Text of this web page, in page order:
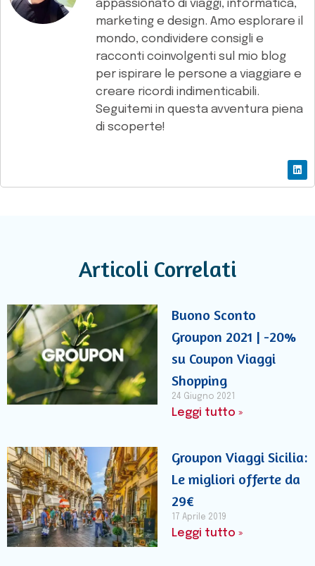
appassionato di viaggi, informatica,
marketing e design. Amo esplorare il
mondo, condividere consigli e
racconti coinvolgenti sul mio blog
per ispirare le persone a viaggiare e
creare ricordi indimenticabili.
Seguitemi in questa avventura piena
di scoperte!
Articoli Correlati
Buono Sconto
Groupon 2021 | -20%
su Coupon Viaggi
Shopping
24 Giugno 2021
Leggi tutto »
Groupon Viaggi Sicilia:
Le migliori offerte da
29€
17 Aprile 2019
Leggi tutto »